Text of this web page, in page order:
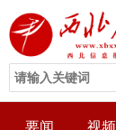
要闻 视频